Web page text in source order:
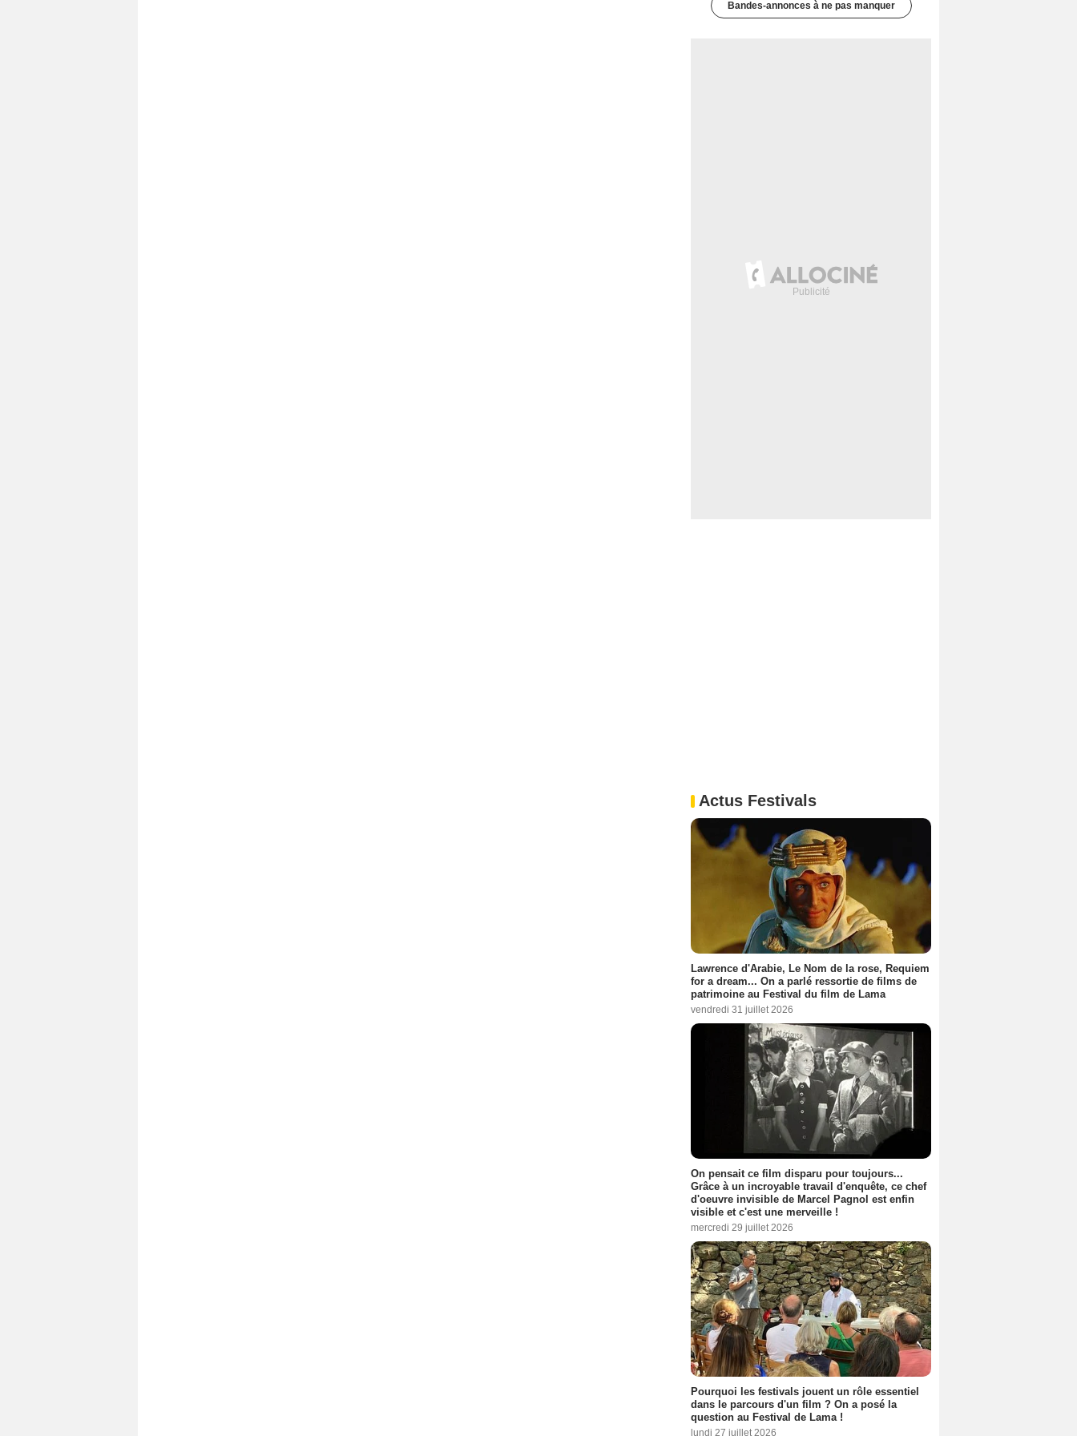
Bandes-annonces à ne pas manquer
Actus Festivals
Lawrence d'Arabie, Le Nom de la rose, Requiem
for a dream... On a parlé ressortie de films de
patrimoine au Festival du film de Lama
vendredi 31 juillet 2026
On pensait ce film disparu pour toujours...
Grâce à un incroyable travail d'enquête, ce chef
d'oeuvre invisible de Marcel Pagnol est enfin
visible et c'est une merveille !
mercredi 29 juillet 2026
Pourquoi les festivals jouent un rôle essentiel
dans le parcours d'un film ? On a posé la
question au Festival de Lama !
lundi 27 juillet 2026